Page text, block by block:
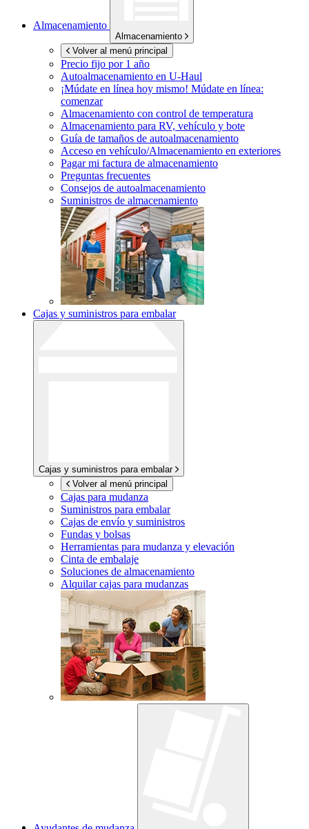
Almacenamiento
Almacenamiento
Volver al menú principal
Precio fijo por 1 año
Autoalmacenamiento en U-Haul
¡Múdate en línea hoy mismo! Múdate en línea:
comenzar
Almacenamiento con control de temperatura
Almacenamiento para RV, vehículo y bote
Guía de tamaños de autoalmacenamiento
Acceso en vehículo/Almacenamiento en exteriores
Pagar mi factura de almacenamiento
Preguntas frecuentes
Consejos de autoalmacenamiento
Suministros de almacenamiento
Cajas y suministros para embalar
Cajas y suministros para embalar
Volver al menú principal
Cajas para mudanza
Suministros para embalar
Cajas de envío y suministros
Fundas y bolsas
Herramientas para mudanza y elevación
Cinta de embalaje
Soluciones de almacenamiento
Alquilar cajas para mudanzas